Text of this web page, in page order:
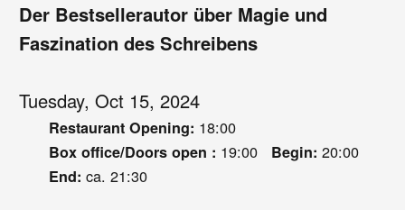
Der Bestsellerautor über Magie und
Faszination des Schreibens
Tuesday, Oct 15, 2024
Restaurant Opening: 18:00
Box office/Doors open : 19:00 Begin: 20:00
End: ca. 21:30